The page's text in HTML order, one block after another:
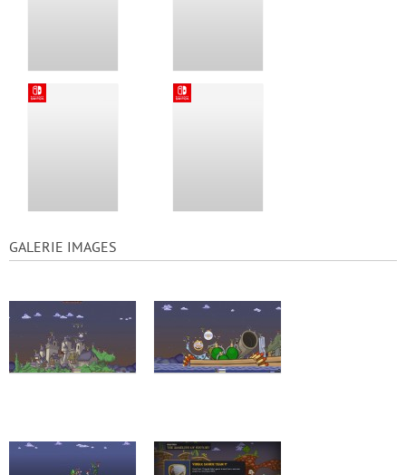
GALERIE IMAGES